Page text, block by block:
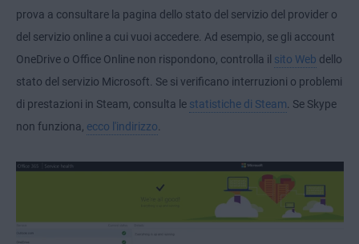
prova a consultare la pagina dello stato del servizio del provider o
del servizio online a cui vuoi accedere. Ad esempio, se gli account
OneDrive o Office Online non rispondono, controlla il sito Web dello
stato del servizio Microsoft. Se si verificano interruzioni o problemi
di prestazioni in Steam, consulta le statistiche di Steam. Se Skype
non funziona, ecco l'indirizzo.